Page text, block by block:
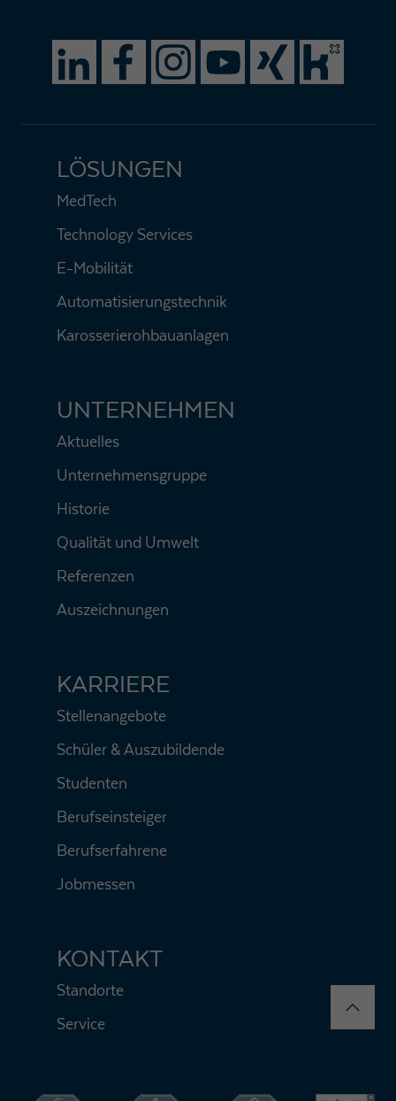
LÖSUNGEN
MedTech
Technology Services
E-Mobilität
Automatisierungstechnik
Karosserierohbauanlagen
UNTERNEHMEN
Aktuelles
Unternehmensgruppe
Historie
Qualität und Umwelt
Referenzen
Auszeichnungen
KARRIERE
Stellenangebote
Schüler & Auszubildende
Studenten
Berufseinsteiger
Berufserfahrene
Jobmessen
KONTAKT
Standorte
Service